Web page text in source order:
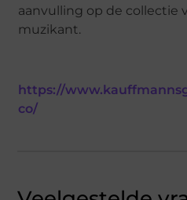
aanvulling op de collectie
muzikant.
https://
co/